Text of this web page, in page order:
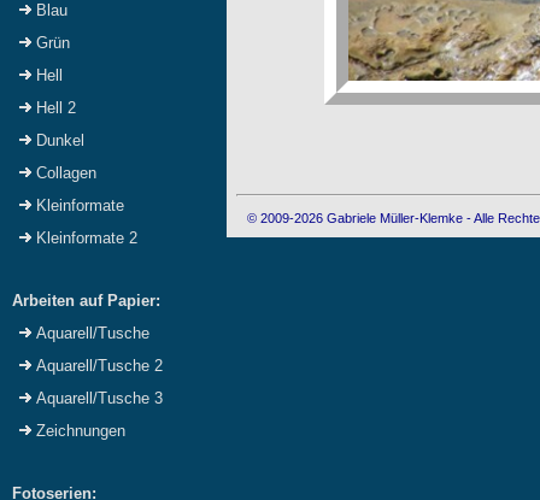
Blau
Grün
Hell
Hell 2
Dunkel
Collagen
Kleinformate
Kleinformate 2
Arbeiten auf Papier:
Aquarell/Tusche
Aquarell/Tusche 2
Aquarell/Tusche 3
Zeichnungen
Fotoserien:
© 2009-2026 Gabriele Müller-Klemke - Alle